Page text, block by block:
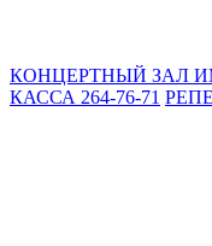
КОНЦЕРТНЫЙ ЗАЛ
КАССА 264-76-71